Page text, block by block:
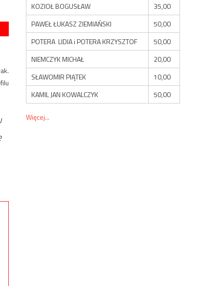
KOZIOŁ BOGUSŁAW
35,00
PAWEŁ ŁUKASZ ZIEMIAŃSKI
50,00
POTERA LIDIA i POTERA KRZYSZTOF
50,00
NIEMCZYK MICHAŁ
20,00
SŁAWOMIR PIĄTEK
10,00
KAMIL JAN KOWALCZYK
50,00
Więcej...